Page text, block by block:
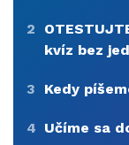
2
kvíz bez
3 Kedy
4 Učíme sa